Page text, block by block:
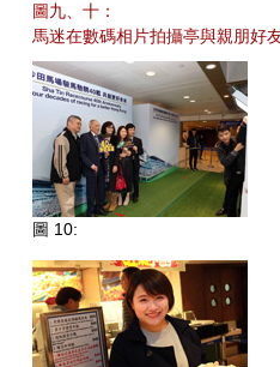
圖九、十：
馬迷在數碼相片拍攝亭與親朋好
圖 10: